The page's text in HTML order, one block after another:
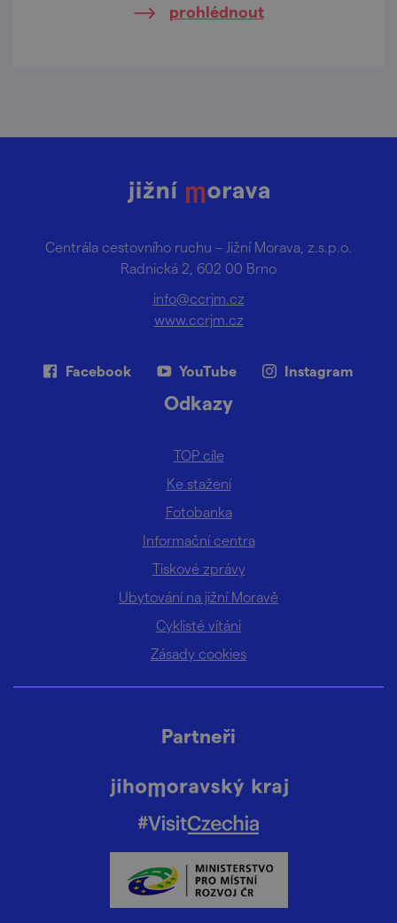
prohlédnout
Centrála cestovního ruchu – Jižní Morava, z.s.p.o.
Radnická 2, 602 00 Brno
info@ccrjm.cz
www.ccrjm.cz
Facebook YouTube Instagram
Odkazy
TOP cíle
Ke stažení
Fotobanka
Informační centra
Tiskové zprávy
Ubytování na jižní Moravě
Cyklisté vítáni
Zásady cookies
Partneři